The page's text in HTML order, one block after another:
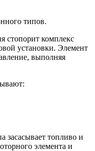
типов.
стопорит комплекс
установки. Элемент
выполняя
засасывает топливо и
элемента и